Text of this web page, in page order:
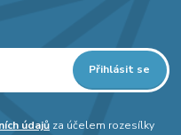
Přihlásit se
údajůza účelem rozesílky